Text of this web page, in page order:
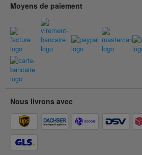
Moyens de paiement
Nous livrons avec